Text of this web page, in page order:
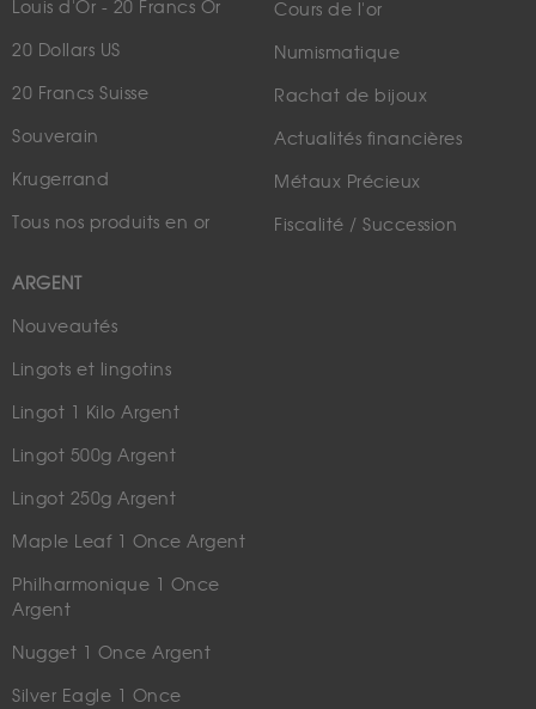
Louis d'Or - 20 Francs Or
20 Dollars US
20 Francs Suisse
Souverain
Krugerrand
Tous nos produits en or
ARGENT
Nouveautés
Lingots et lingotins
Lingot 1 Kilo Argent
Lingot 500g Argent
Lingot 250g Argent
Maple Leaf 1 Once Argent
Philharmonique 1 Once
Argent
Nugget 1 Once Argent
Silver Eagle 1 Once
Cours de l'or
Numismatique
Rachat de bijoux
Actualités financières
Métaux Précieux
Fiscalité / Succession